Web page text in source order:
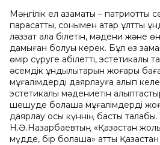
Мәңгілік ел азаматы – патриоттық
парасатты, сонымен қатар ұлттық
ләззат ала білетін, мәдени және
дамыған болуы керек. Бұл өз
өмір сүруге қабілетті,
әсемдік құндылықтарын жоғары
мұғалімдерді даярлауға алып
эстетикалық мәдениетін
шешуде болашақ мұғалімдерді
даярлау осы күннің басты
Н.Ә.Назарбаевтың «Қазақстан жолы
мүдде, бір болашақ» атты